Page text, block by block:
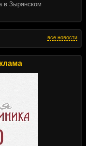
все новости
в Зырянском